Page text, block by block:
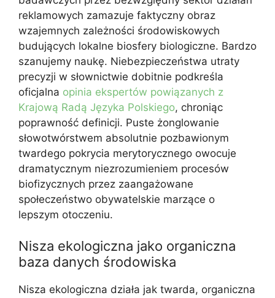
reklamowych zamazuje faktyczny obraz
wzajemnych zależności środowiskowych
budujących lokalne biosfery biologiczne. Bardzo
szanujemy naukę. Niebezpieczeństwa utraty
precyzji w słownictwie dobitnie podkreśla
oficjalna opinia ekspertów powiązanych z
Krajową Radą Języka Polskiego, chroniąc
poprawność definicji. Puste żonglowanie
słowotwórstwem absolutnie pozbawionym
twardego pokrycia merytorycznego owocuje
dramatycznym niezrozumieniem procesów
biofizycznych przez zaangażowane
społeczeństwo obywatelskie marzące o
lepszym otoczeniu.
Nisza ekologiczna jako organiczna
baza danych środowiska
Nisza ekologiczna działa jak twarda, organiczna